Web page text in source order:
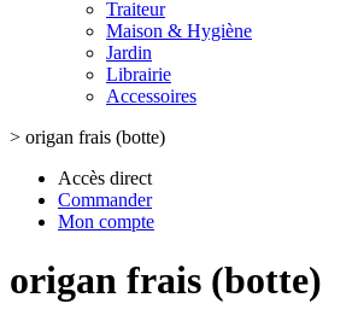
Traiteur
Maison & Hygiène
Jardin
Librairie
Accessoires
> origan frais (botte)
Accès direct
Commander
Mon compte
origan frais (botte)